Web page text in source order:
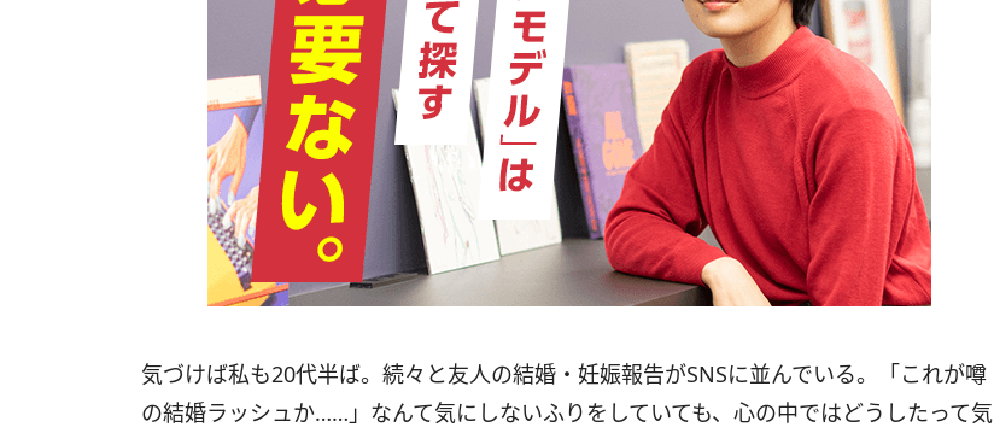
気づけば私も20代半ば。続々と友人の結婚・妊娠報告がSNSに並んでいる。「これが噂
の結婚ラッシュか……」なんて気にしないふりをしていても、心の中ではどうしたって気